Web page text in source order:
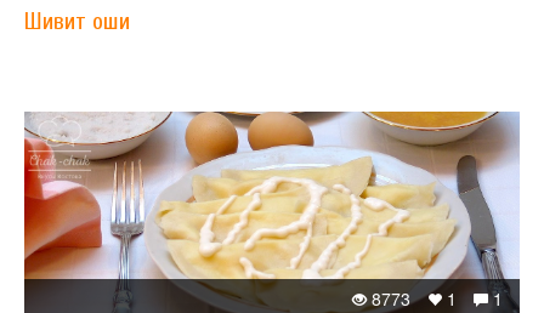
Шивит оши
1
1
8773